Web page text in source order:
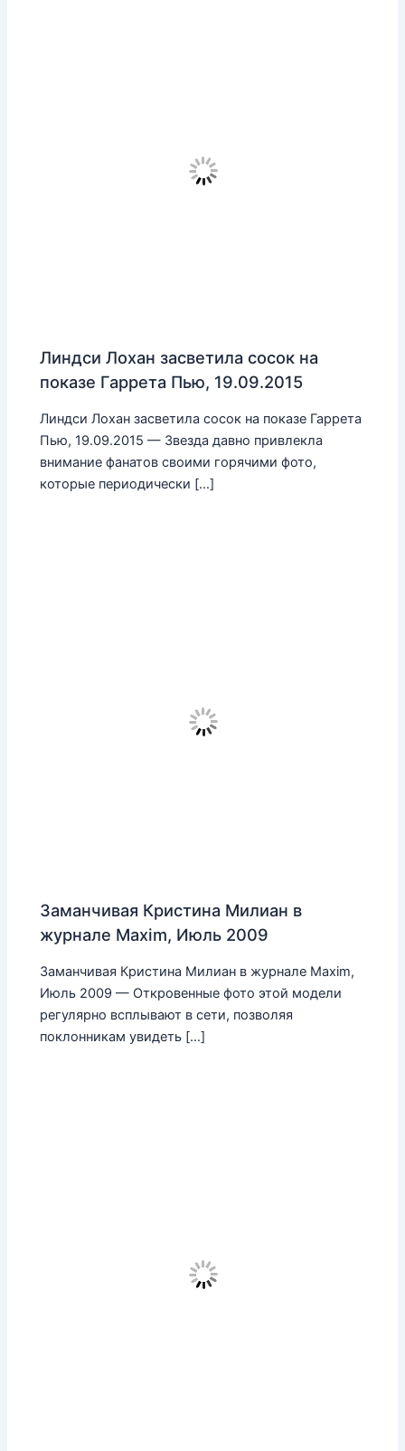
Линдси Лохан засветила сосок на
показе Гаррета Пью, 19.09.2015
Линдси Лохан засветила сосок на показе Гаррета
Пью, 19.09.2015 — Звезда давно привлекла
внимание фанатов своими горячими фото,
которые периодически […]
Заманчивая Кристина Милиан в
журнале Maxim, Июль 2009
Заманчивая Кристина Милиан в журнале Maxim,
Июль 2009 — Откровенные фото этой модели
регулярно всплывают в сети, позволяя
поклонникам увидеть […]